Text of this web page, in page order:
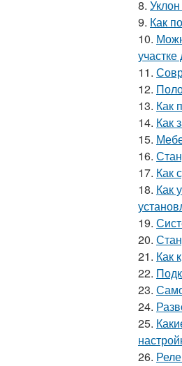
8.
9. Как
10.
11.
12.
13. Как
14. Как
15.
16.
17. Как
18. Как
19.
20.
21. Как
22.
23.
24.
25.
26.